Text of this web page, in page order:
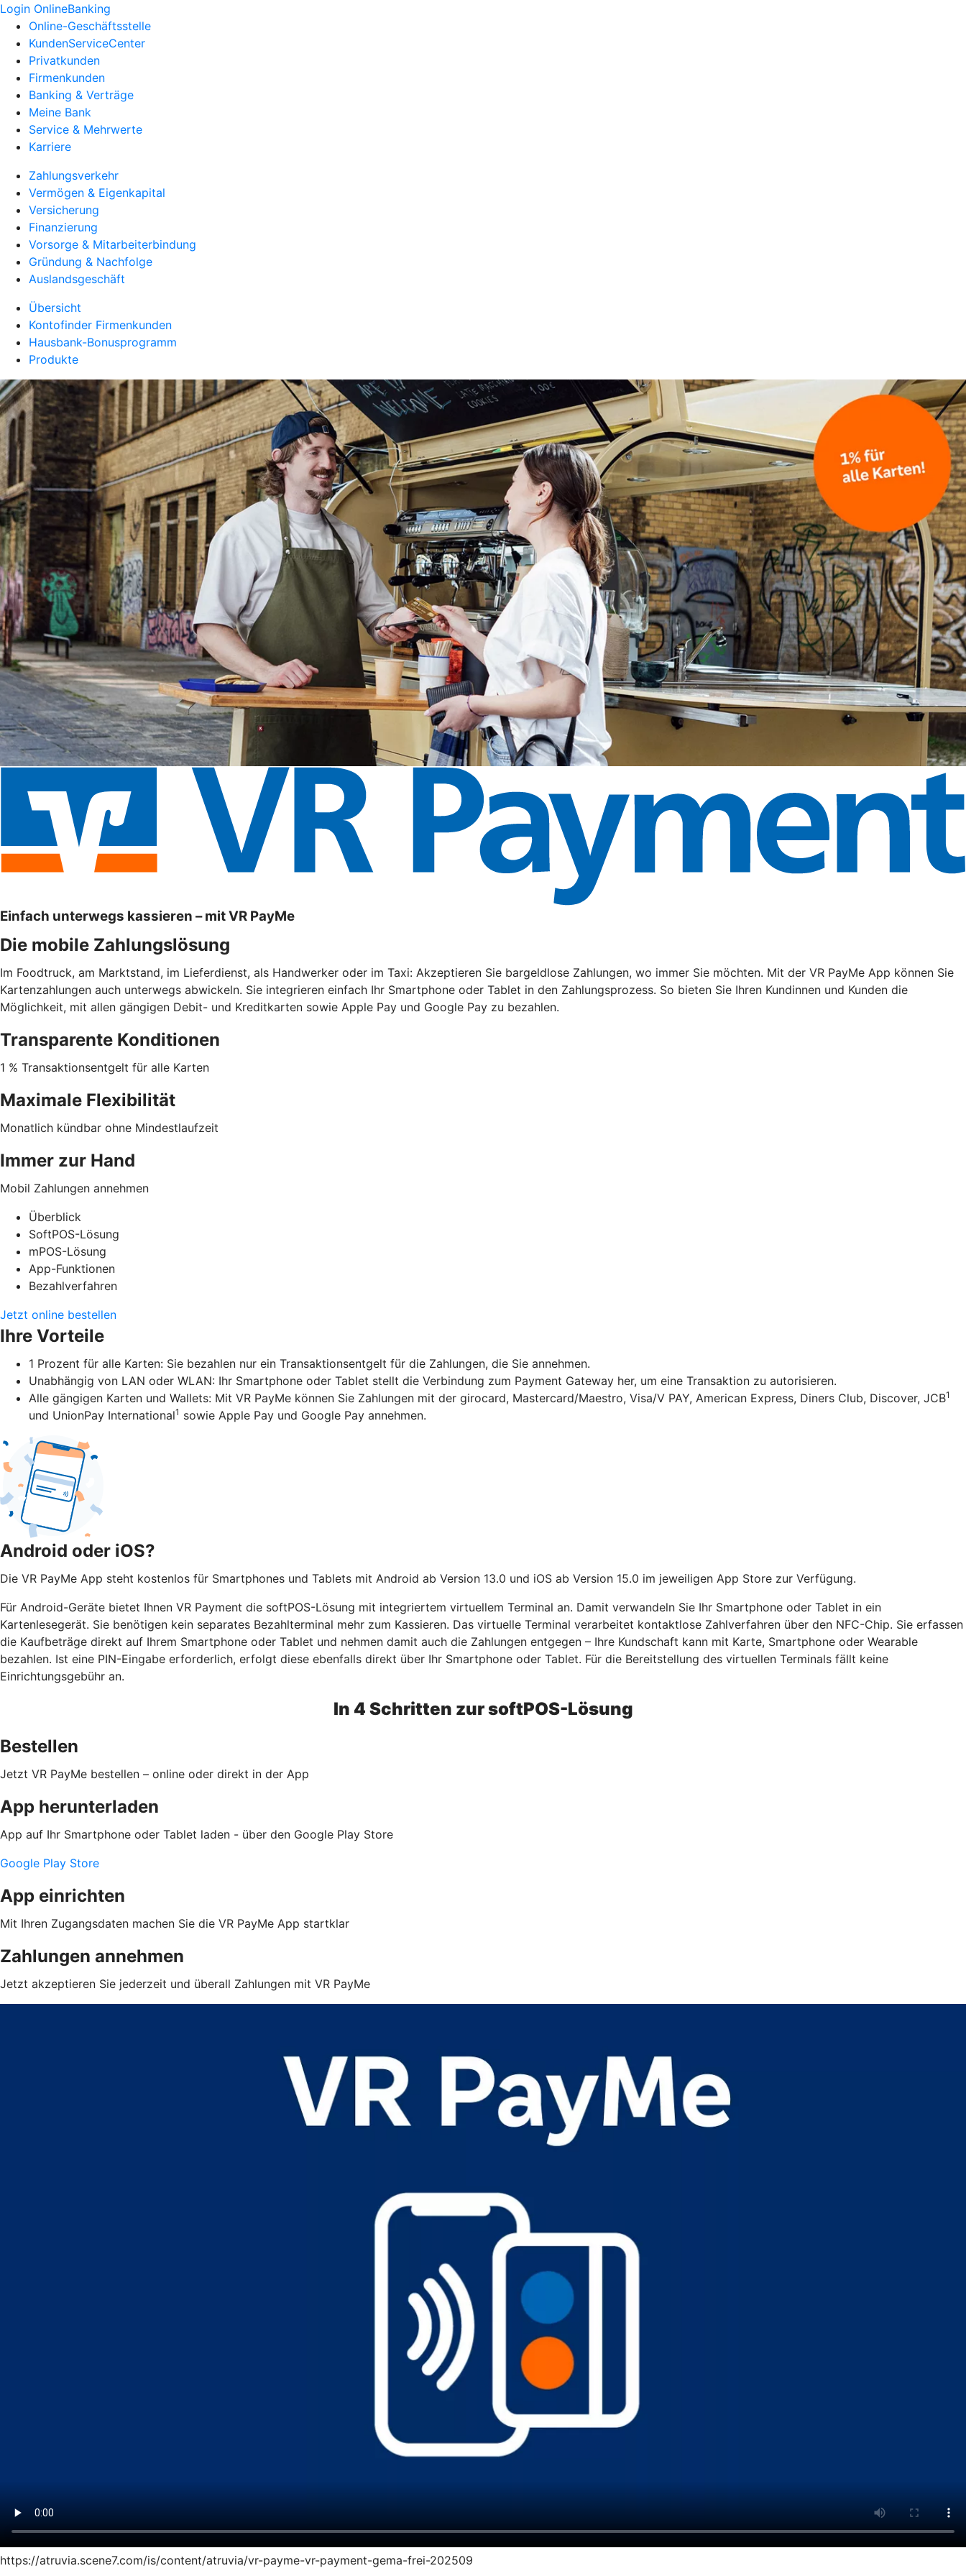
Login OnlineBanking
Online-Geschäftsstelle
KundenServiceCenter
Privatkunden
Firmenkunden
Banking & Verträge
Meine Bank
Service & Mehrwerte
Karriere
Zahlungsverkehr
Vermögen & Eigenkapital
Versicherung
Finanzierung
Vorsorge & Mitarbeiterbindung
Gründung & Nachfolge
Auslandsgeschäft
Übersicht
Kontofinder Firmenkunden
Hausbank-Bonusprogramm
Produkte
Einfach unterwegs kassieren – mit VR PayMe
Die mobile Zahlungslösung
Im Foodtruck, am Marktstand, im Lieferdienst, als Handwerker oder im Taxi: Akzeptieren Sie bargeldlose Zahlungen, wo immer Sie möchten. Mit der VR PayMe App können Sie
Kartenzahlungen auch unterwegs abwickeln. Sie integrieren einfach Ihr Smartphone oder Tablet in den Zahlungsprozess. So bieten Sie Ihren Kundinnen und Kunden die
Möglichkeit, mit allen gängigen Debit- und Kreditkarten sowie Apple Pay und Google Pay zu bezahlen.
Transparente Konditionen
1 % Transaktionsentgelt für alle Karten
Maximale Flexibilität
Monatlich kündbar ohne Mindestlaufzeit
Immer zur Hand
Mobil Zahlungen annehmen
Überblick
SoftPOS-Lösung
mPOS-Lösung
App-Funktionen
Bezahlverfahren
Jetzt online bestellen
Ihre Vorteile
1 Prozent für alle Karten: Sie bezahlen nur ein Transaktionsentgelt für die Zahlungen, die Sie annehmen.
Unabhängig von LAN oder WLAN: Ihr Smartphone oder Tablet stellt die Verbindung zum Payment Gateway her, um eine Transaktion zu autorisieren.
Alle gängigen Karten und Wallets: Mit VR PayMe können Sie Zahlungen mit der girocard, Mastercard/Maestro, Visa/V PAY, American Express, Diners Club, Discover, JCB1
und UnionPay International1 sowie Apple Pay und Google Pay annehmen.
Android oder iOS?
Die VR PayMe App steht kostenlos für Smartphones und Tablets mit Android ab Version 13.0 und iOS ab Version 15.0 im jeweiligen App Store zur Verfügung.
Für Android-Geräte bietet Ihnen VR Payment die softPOS-Lösung mit integriertem virtuellem Terminal an. Damit verwandeln Sie Ihr Smartphone oder Tablet in ein
Kartenlesegerät. Sie benötigen kein separates Bezahlterminal mehr zum Kassieren. Das virtuelle Terminal verarbeitet kontaktlose Zahlverfahren über den NFC-Chip. Sie erfassen
die Kaufbeträge direkt auf Ihrem Smartphone oder Tablet und nehmen damit auch die Zahlungen entgegen – Ihre Kundschaft kann mit Karte, Smartphone oder Wearable
bezahlen. Ist eine PIN-Eingabe erforderlich, erfolgt diese ebenfalls direkt über Ihr Smartphone oder Tablet. Für die Bereitstellung des virtuellen Terminals fällt keine
Einrichtungsgebühr an.
In 4 Schritten zur softPOS-Lösung
Bestellen
Jetzt VR PayMe bestellen – online oder direkt in der App
App herunterladen
App auf Ihr Smartphone oder Tablet laden - über den Google Play Store
Google Play Store
App einrichten
Mit Ihren Zugangsdaten machen Sie die VR PayMe App startklar
Zahlungen annehmen
Jetzt akzeptieren Sie jederzeit und überall Zahlungen mit VR PayMe
https://atruvia.scene7.com/is/content/atruvia/vr-payme-vr-payment-gema-frei-202509